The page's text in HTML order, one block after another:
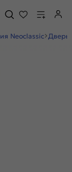
Neoclassic Дверь